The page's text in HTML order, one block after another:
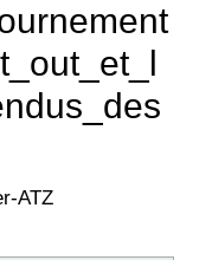
ATZ